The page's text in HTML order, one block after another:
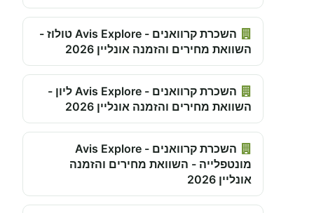
השכרת קרוואנים - Avis Explore טולוז -
השוואת מחירים והזמנה אונליין 2026
השכרת קרוואנים - Avis Explore ליון -
השוואת מחירים והזמנה אונליין 2026
השכרת קרוואנים - Avis Explore
מונטפלייה - השוואת מחירים והזמנה
אונליין 2026